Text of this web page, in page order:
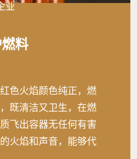
业
料
色火焰颜色纯正，燃
既清洁又卫生，在燃
飞出容器无任何有害
火焰和声音，能够代